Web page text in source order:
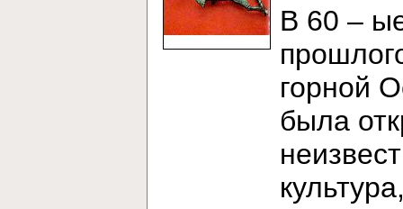
В 60 –
горной
была